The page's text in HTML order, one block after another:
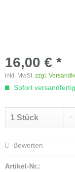
16,00 € *
inkl. MwSt. zzgl.
Sofort
Bewerten
Artikel-Nr.: